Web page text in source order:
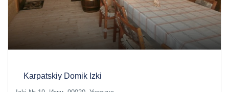
Karpatskiy Domik Izki